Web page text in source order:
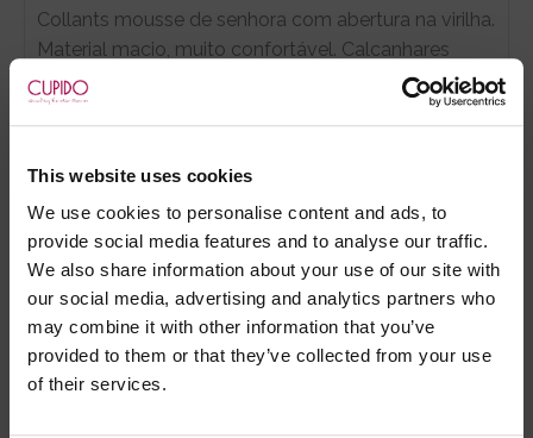
This website uses cookies
We use cookies to personalise content and ads, to
provide social media features and to analyse our traffic.
We also share information about your use of our site with
our social media, advertising and analytics partners who
may combine it with other information that you’ve
provided to them or that they’ve collected from your use
of their services.
Collants mousse de senhora com abertura na virilha.
Material macio, muito confortável. Calcanhares
reforçados, e linha negra decorativa atrás.
Cor de pele média.
Marca:Cottelli Collection
- Embalagens 100% discretas
- *Entrega em 24 horas para pedidos antes das 16:00 h.
Após as 16:00 h, a sua encomenda será entregue em 48
horas, dias úteis. Portugal e Espanha Continental para
artigos em stock. Portes gratis depende do país de envio.